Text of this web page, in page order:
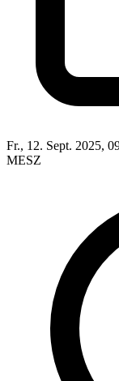
Fr., 12. Sept. 2025,
MESZ